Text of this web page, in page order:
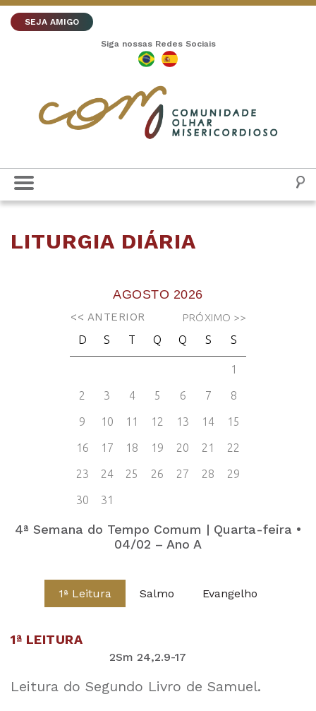
SEJA AMIGO
Siga nossas Redes Sociais
LITURGIA DIÁRIA
4ª Semana do Tempo Comum | Quarta-feira •
04/02 – Ano A
1ª Leitura Salmo Evangelho
1ª LEITURA
2Sm 24,2.9-17
Leitura do Segundo Livro de Samuel.